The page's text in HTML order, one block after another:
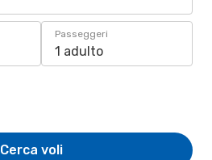
Passeggeri
1 adulto
Cerca voli